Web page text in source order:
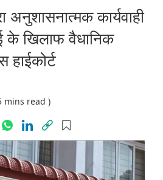
अनुशासनात्मक कार्यवाही
के खिलाफ वैधानिक
हाईकोर्ट
mins read )